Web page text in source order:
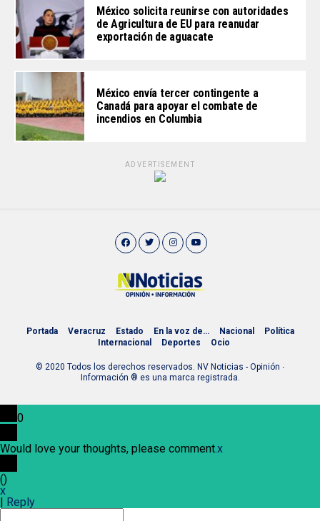
México solicita reunirse con autoridades
de Agricultura de EU para reanudar
exportación de aguacate
México envía tercer contingente a
Canadá para apoyar el combate de
incendios en Columbia
ADVERTISEMENT
Portada Veracruz Estado En la voz de… Nacional
Política
Internacional
Deportes Ocio
© 2020 Todos los derechos reservados. NV Noticias - Opinión ∙
Información ® es una marca registrada.
0
Would love your thoughts, please comment.x
()
x
Reply